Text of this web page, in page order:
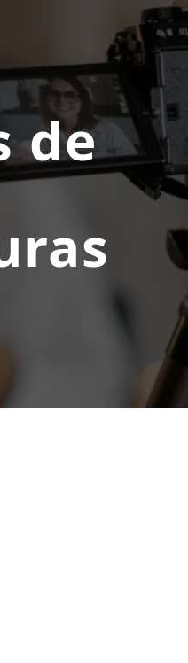
de